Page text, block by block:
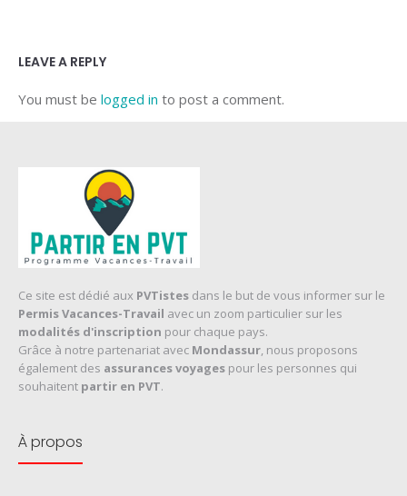
LEAVE A REPLY
You must be logged in to post a comment.
Ce site est dédié aux PVTistes dans le but de vous informer sur le
Permis Vacances-Travail avec un zoom particulier sur les
modalités d'inscription pour chaque pays.
Grâce à notre partenariat avec Mondassur, nous proposons
également des assurances voyages pour les personnes qui
souhaitent partir en PVT.
À propos